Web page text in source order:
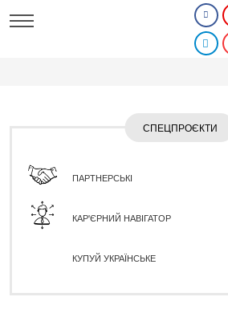
СПЕЦПРОЄКТИ
ПАРТНЕРСЬКІ
КАР'ЄРНИЙ НАВІГАТОР
КУПУЙ УКРАЇНСЬКЕ